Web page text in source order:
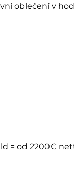
oblečení v
= od 2200€